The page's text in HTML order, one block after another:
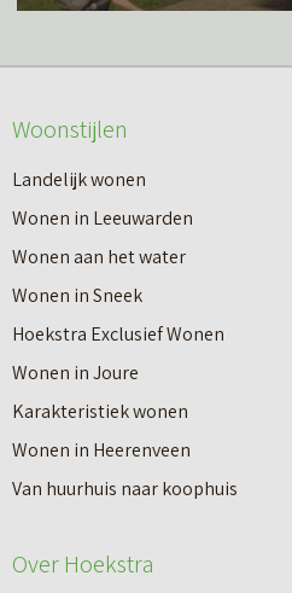
o
e
r
I
n
8
s
t
a
p
p
n
s
e
o
v
e
r
V
a
n
n
e
Woonstijlen
Landelijk wonen
Wonen in Leeuwarden
Wonen aan het water
Wonen in Sneek
Hoekstra Exclusief Wonen
Wonen in Joure
Karakteristiek wonen
Wonen in Heerenveen
Van huurhuis naar koophuis
Over Hoekstra